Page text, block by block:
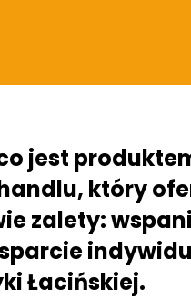
jest
który
zalety:
Łacińskiej.